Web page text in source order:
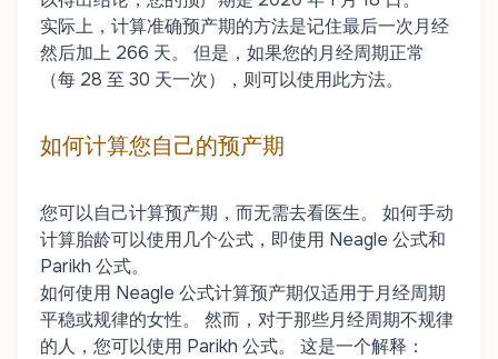
实际上，计算准确预产期的方法是记住最后一次月经
然后加上 266 天。 但是，如果您的月经周期正常
（每 28 至 30 天一次），则可以使用此方法。
如何计算您自己的预产期
您可以自己计算预产期，而无需去看医生。 如何手动
计算胎龄可以使用几个公式，即使用 Neagle 公式和
Parikh 公式。
如何使用 Neagle 公式计算预产期仅适用于月经周期
平稳或规律的女性。 然而，对于那些月经周期不规律
的人，您可以使用 Parikh 公式。 这是一个解释：